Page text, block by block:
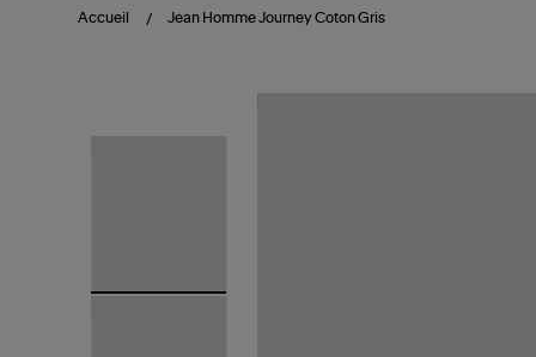
Accueil Jean Homme Journey Coton Gris